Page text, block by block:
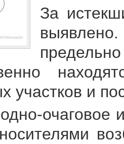
За
участков и
очаговое